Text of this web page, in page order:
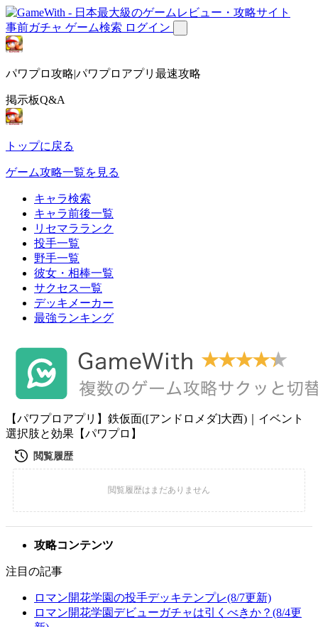
事前ガチャ ゲーム検索 ログイン
パワプロ攻略|パワプロアプリ最速攻略
掲示板Q&A
トップに戻る
ゲーム攻略一覧を見る
キャラ検索
キャラ前後一覧
リセマラランク
投手一覧
野手一覧
彼女・相棒一覧
サクセス一覧
デッキメーカー
最強ランキング
【パワプロアプリ】鉄仮面([アンドロメダ]大西)｜イベント
選択肢と効果【パワプロ】
攻略コンテンツ
注目の記事
ロマン開花学園の投手デッキテンプレ(8/7更新)
ロマン開花学園デビューガチャは引くべきか？(8/4更